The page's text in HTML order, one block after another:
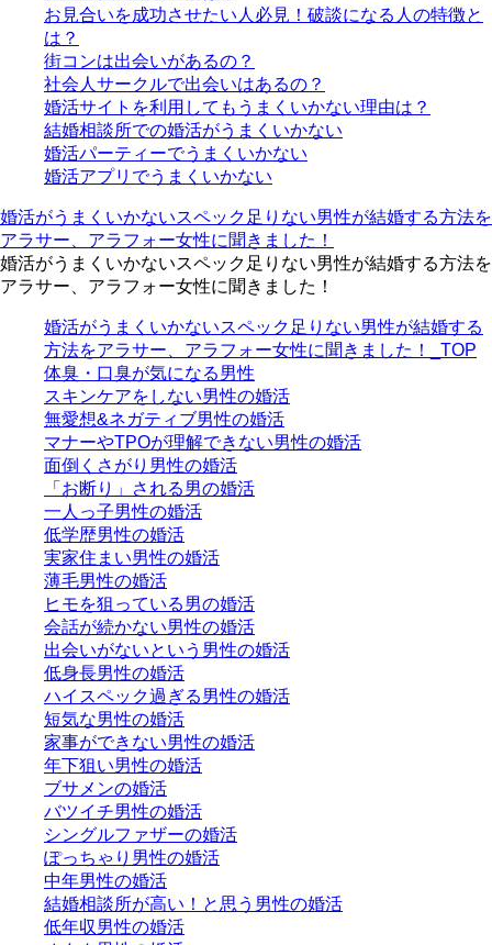
お見合いを成功させたい人必見！破談になる人の特徴と
は？
街コンは出会いがあるの？
社会人サークルで出会いはあるの？
婚活サイトを利用してもうまくいかない理由は？
結婚相談所での婚活がうまくいかない
婚活パーティーでうまくいかない
婚活アプリでうまくいかない
婚活がうまくいかないスペック足りない男性が結婚する方法を
アラサー、アラフォー女性に聞きました！
婚活がうまくいかないスペック足りない男性が結婚する方法を
アラサー、アラフォー女性に聞きました！
婚活がうまくいかないスペック足りない男性が結婚する
方法をアラサー、アラフォー女性に聞きました！_TOP
体臭・口臭が気になる男性
スキンケアをしない男性の婚活
無愛想&ネガティブ男性の婚活
マナーやTPOが理解できない男性の婚活
面倒くさがり男性の婚活
「お断り」される男の婚活
一人っ子男性の婚活
低学歴男性の婚活
実家住まい男性の婚活
薄毛男性の婚活
ヒモを狙っている男の婚活
会話が続かない男性の婚活
出会いがないという男性の婚活
低身長男性の婚活
ハイスペック過ぎる男性の婚活
短気な男性の婚活
家事ができない男性の婚活
年下狙い男性の婚活
ブサメンの婚活
バツイチ男性の婚活
シングルファザーの婚活
ぽっちゃり男性の婚活
中年男性の婚活
結婚相談所が高い！と思う男性の婚活
低年収男性の婚活